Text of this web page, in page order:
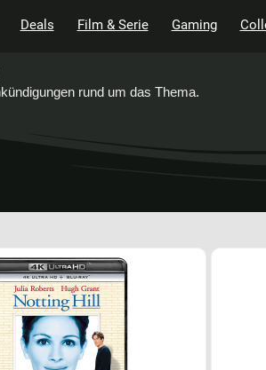
Deals Film & Serie Gaming
rund um das Thema.